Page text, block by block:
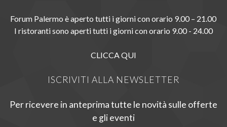
Forum Palermo è aperto tutti i giorni con orario 9.00 – 21.00
I ristoranti sono aperti tutti i giorni con orario 9.00 - 24.00
CLICCA QUI
ISCRIVITI ALLA NEWSLETTER
Per ricevere in anteprima tutte le novità sulle offerte
e gli eventi